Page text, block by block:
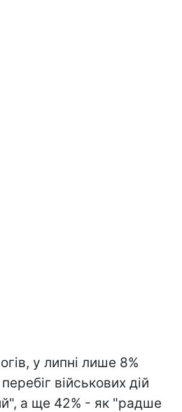
у липні лише 8%
військових дій
а ще 42% - як "радше